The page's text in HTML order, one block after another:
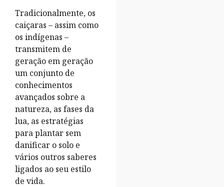
Tradicionalmente, os
caiçaras – assim como
os indígenas –
transmitem de
geração em geração
um conjunto de
conhecimentos
avançados sobre a
natureza, as fases da
lua, as estratégias
para plantar sem
danificar o solo e
vários outros saberes
ligados ao seu estilo
de vida.